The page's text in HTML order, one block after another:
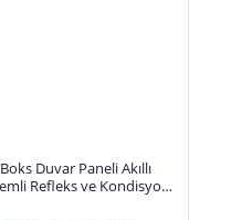
Duvar Paneli Akıllı
Refleks ve Kondisyon